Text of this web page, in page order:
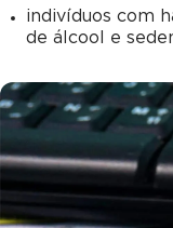
indivíduos com
de álcool e